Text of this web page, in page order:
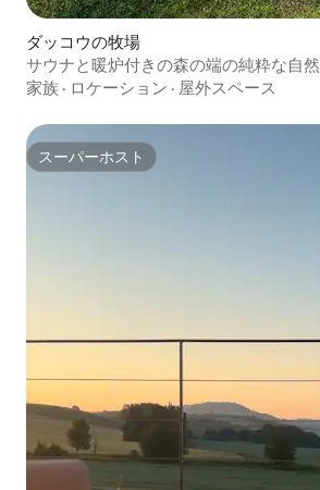
ダッコウの牧場
サウナと暖炉付きの森の端の純粋な自然
家族 · ロケーション · 屋外スペース
スーパーホスト
スーパーホスト